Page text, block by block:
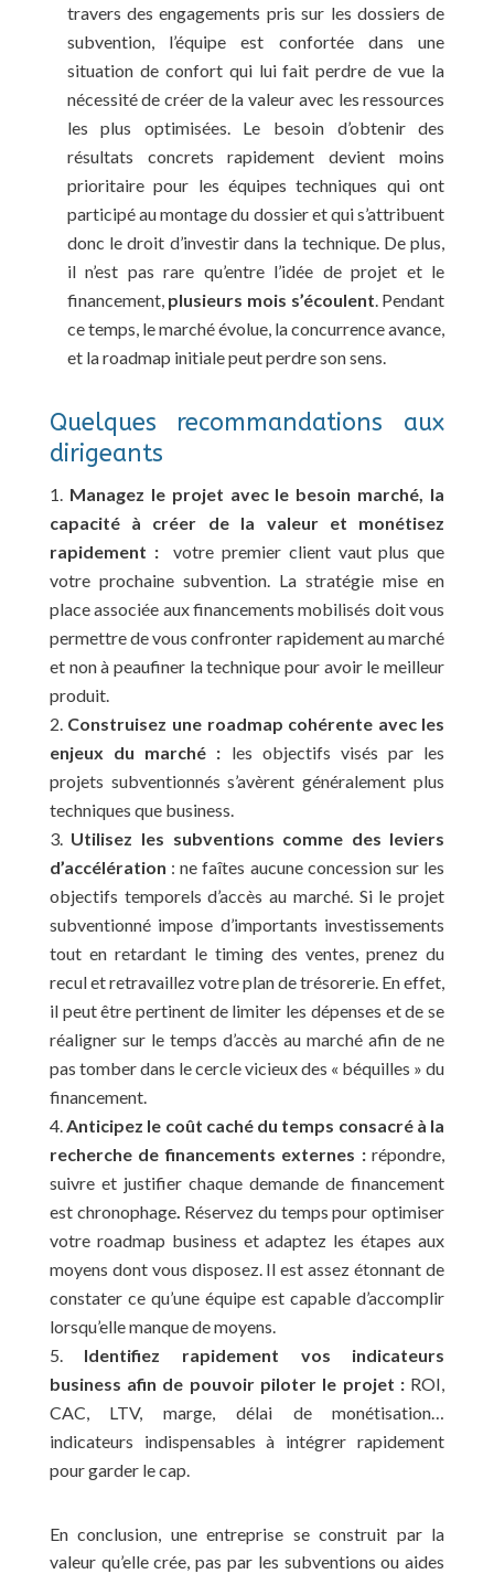
travers des engagements pris sur les dossiers de
subvention, l’équipe est confortée dans une
situation de confort qui lui fait perdre de vue la
nécessité de créer de la valeur avec les ressources
les plus optimisées. Le besoin d’obtenir des
résultats concrets rapidement devient moins
prioritaire pour les équipes techniques qui ont
participé au montage du dossier et qui s’attribuent
donc le droit d’investir dans la technique. De plus,
il n’est pas rare qu’entre l’idée de projet et le
financement, plusieurs mois s’écoulent . Pendant
ce temps, le marché évolue, la concurrence avance,
et la roadmap initiale peut perdre son sens.
Quelques recommandations aux
dirigeants
Managez le projet avec le besoin marché, la
capacité à créer de la valeur et monétisez
rapidement :
votre premier client vaut plus que
votre prochaine subvention. La stratégie mise en
place associée aux financements mobilisés doit vous
permettre de vous confronter rapidement au marché
et non à peaufiner la technique pour avoir le meilleur
produit.
Construisez une roadmap cohérente avec les
enjeux du marché : les objectifs visés par les
projets subventionnés s’avèrent généralement plus
techniques que business.
Utilisez les subventions comme des leviers
d’accélération : ne faîtes aucune concession sur les
objectifs temporels d’accès au marché. Si le projet
subventionné impose d’importants investissements
tout en retardant le timing des ventes, prenez du
recul et retravaillez votre plan de trésorerie. En effet,
il peut être pertinent de limiter les dépenses et de se
réaligner sur le temps d’accès au marché afin de ne
pas tomber dans le cercle vicieux des « béquilles » du
financement.
Anticipez le coût caché du temps consacré à la
recherche de financements externes :répondre,
suivre et justifier chaque demande de financement
est chronophage. Réservez du temps pour optimiser
votre roadmap business et adaptez les étapes aux
moyens dont vous disposez. Il est assez étonnant de
constater ce qu’une équipe est capable d’accomplir
lorsqu’elle manque de moyens.
Identifiez rapidement vos indicateurs
business afin de pouvoir piloter le projet : ROI,
CAC, LTV, marge, délai de monétisation…
indicateurs indispensables à intégrer rapidement
pour garder le cap.
En conclusion, une entreprise se construit par la
valeur qu’elle crée, pas par les subventions ou aides